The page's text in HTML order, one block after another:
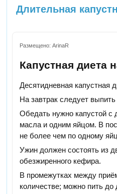
Длительная
Размещено: ArinaR
Капустная диета
Десятидневная капустная
На завтрак следует
Обедать нужно капустой с
масла и одним яйцом. В
не более чем по одному
Ужин должен состоять из
обезжиренного кефира.
В промежутках между
количестве; можно пить